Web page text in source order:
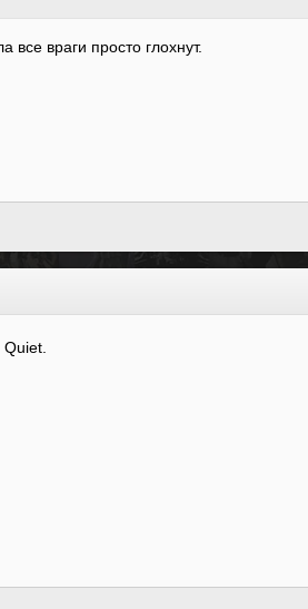
все враги просто глохнут.